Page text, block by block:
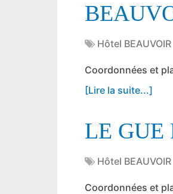
Hôtel BEAUVOIR
Coordonnées et
[Lire la suite...]
LE GUE
Hôtel BEAUVOIR
Coordonnées et